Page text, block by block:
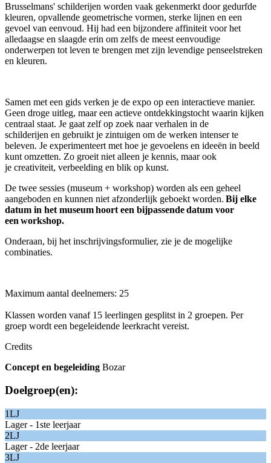
Brusselmans' schilderijen worden vaak gekenmerkt door gedurfde
kleuren, opvallende geometrische vormen, sterke lijnen en een
gevoel van eenvoud. Hij had een bijzondere affiniteit voor het
alledaagse en slaagde erin om zelfs de meest eenvoudige
onderwerpen tot leven te brengen met zijn levendige penseelstreken
en kleuren.
Samen met een gids verken je de expo op een interactieve manier.
Geen droge uitleg, maar een actieve ontdekkingstocht waarin kijken
centraal staat. Je gaat zelf op zoek naar verhalen in de
schilderijen en gebruikt je zintuigen om de werken intenser te
beleven. Je experimenteert met hoe je gevoelens en ideeën in beeld
kunt omzetten. Zo groeit niet alleen je kennis, maar ook
je creativiteit, verbeelding en blik op kunst.
De twee sessies (museum + workshop) worden als een geheel
aangeboden en kunnen niet afzonderlijk geboekt worden. Bij elke
datum in het museum hoort een bijpassende datum voor
een workshop.
Onderaan, bij het inschrijvingsformulier, zie je de mogelijke
combinaties.
Maximum aantal deelnemers: 25
Klassen worden vanaf 15 leerlingen gesplitst in 2 groepen. Per
groep wordt een begeleidende leerkracht vereist.
Credits
Concept en begeleiding Bozar
Doelgroep(en):
1LJ
Lager - 1ste leerjaar
2LJ
Lager - 2de leerjaar
3LJ